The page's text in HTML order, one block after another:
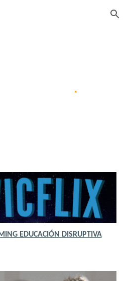
Skip to navigation
EDUCACIÓN DISRUPTIVA